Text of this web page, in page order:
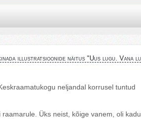
illustratsioonide näitus "Uus lugu. Vana
neljandal korrusel tuntud
Üks neist, kõige vanem, oli